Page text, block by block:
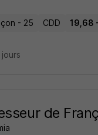
- 25 CDD 19,68
de